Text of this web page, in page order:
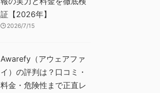
証【2026年】
2026/7/15
Awarefy（アウェアファ
イ）の評判は？口コミ・
料金・危険性まで正直レ